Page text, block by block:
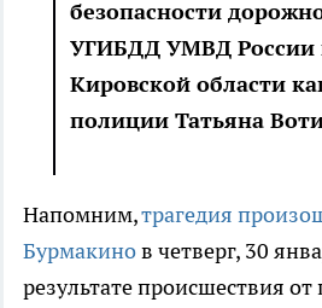
безопасности
УГИБДД УМВД России
Кировской области
полиции Татьяна
Напомним,трагедия
Бурмакинов четверг, 30
результате происшествия